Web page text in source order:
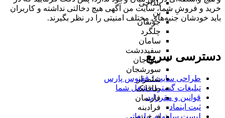
بلداجی
بن
جونقان
چلگرد
سامان
سفیددشت
سودجان
سورشجان
شلمزار
طاقانک
فارسان
فرادبنه
خرید و فروشِ شما، سایت من آگهی هیچ دخالتی نداشته و کاربران
باید خودشان جنبه‌های مختلف امنیتی را در نظر بگیرند.
دسترسی سریع
طراحی سایت :‌ ققنوس پارس
تبلیغات گسترده شغل شما
قوانین و مقررات
ثبت اینماد
لیست سایتهای تبلیغاتی